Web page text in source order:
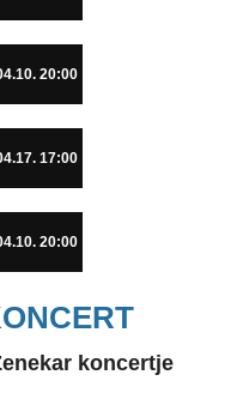
20:00
17:00
20:00
koncertje